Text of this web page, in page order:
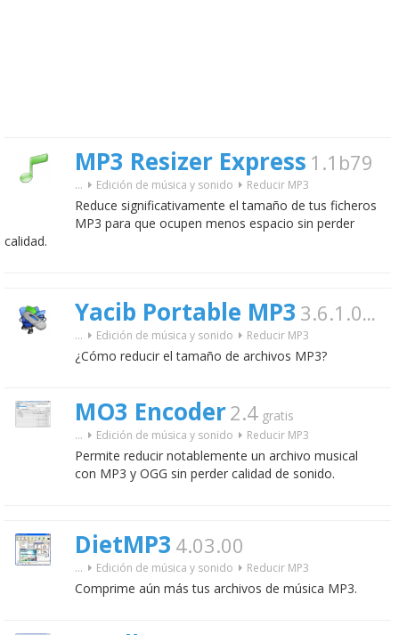
MP3 Resizer Express 1.1b79
... Edición de música y sonido Reducir MP3
Reduce significativamente el tamaño de tus ficheros
MP3 para que ocupen menos espacio sin perder
calidad.
Yacib Portable MP3 3.6.1.0 gratis
... Edición de música y sonido Reducir MP3
¿Cómo reducir el tamaño de archivos MP3?
MO3 Encoder2.4 gratis
... Edición de música y sonido Reducir MP3
Permite reducir notablemente un archivo musical
con MP3 y OGG sin perder calidad de sonido.
DietMP3 4.03.00
... Edición de música y sonido Reducir MP3
Comprime aún más tus archivos de música MP3.